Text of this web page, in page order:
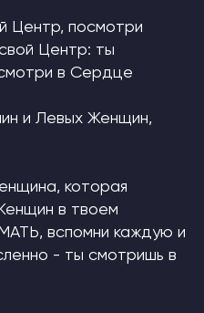
Центр, посмотри
Центр: ты
в Сердце
и Левых Женщин,
которая
в твоем
вспомни каждую и
- ты смотришь в